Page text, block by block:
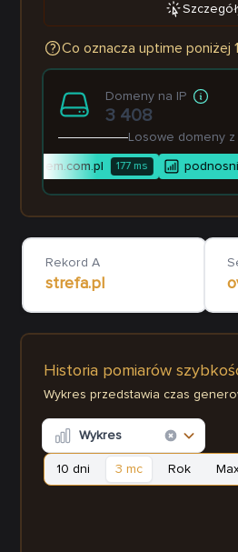
Co oznacza uptime poniżej
Domeny na IP
3 408
Losowe domeny z
fidem.com.pl 177ms
Rekord A
strefa.pl
Historia pomiarów
Wykres przedstawia czas
Wykres
10 dni 3 mc Rok